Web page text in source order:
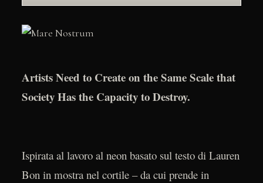
Artists Need to Create on the Same Scale that
Society Has the Capacity to Destroy.
Ispirata al lavoro al neon basato sul testo di Lauren
Bon in mostra nel cortile – da cui prende in